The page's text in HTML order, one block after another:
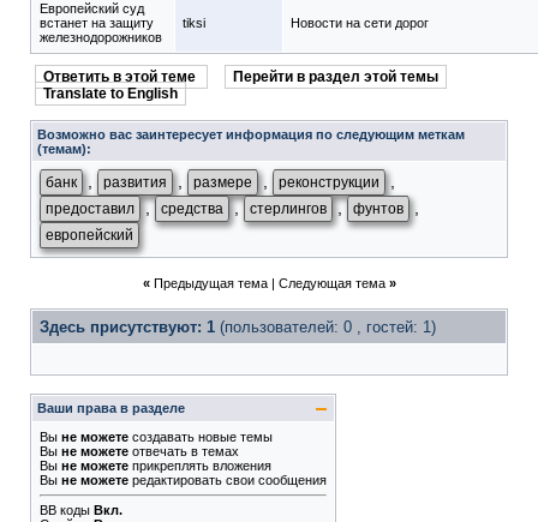
Европейский суд
встанет на защиту
железнодорожников
tiksi Новости на сети дорог
Ответить в этой теме
Перейти в раздел этой темы
Translate to English
Возможно вас заинтересует информация по следующим меткам
(темам):
банк развития размере реконструкции
предоставил , средства , стерлингов , фунтов
европейский
« Предыдущая тема| Следующая тема »
Здесь присутствуют: 1 (пользователей: 0 , гостей: 1)
Ваши права в разделе
Вы не можете создавать новые темы
Вы не можете отвечать в темах
Вы не можете прикреплять вложения
Вы не можете редактировать свои сообщения
BB коды Вкл.